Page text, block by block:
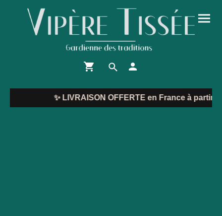
✨LIVRAISON OFFERTE en France à partir